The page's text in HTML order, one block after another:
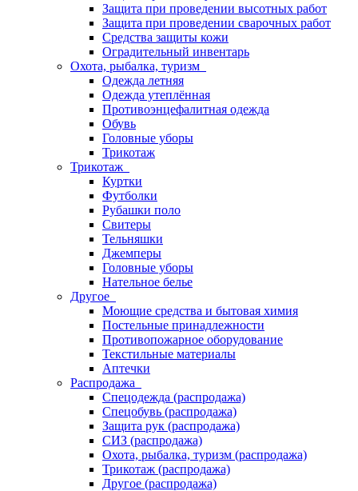
Защита при проведении высотных работ
Защита при проведении сварочных работ
Средства защиты кожи
Оградительный инвентарь
Охота, рыбалка, туризм
Одежда летняя
Одежда утеплённая
Противоэнцефалитная одежда
Обувь
Головные уборы
Трикотаж
Трикотаж
Куртки
Футболки
Рубашки поло
Свитеры
Тельняшки
Джемперы
Головные уборы
Нательное белье
Другое
Моющие средства и бытовая химия
Постельные принадлежности
Противопожарное оборудование
Текстильные материалы
Аптечки
Распродажа
Спецодежда (распродажа)
Спецобувь (распродажа)
Защита рук (распродажа)
СИЗ (распродажа)
Охота, рыбалка, туризм (распродажа)
Трикотаж (распродажа)
Другое (распродажа)